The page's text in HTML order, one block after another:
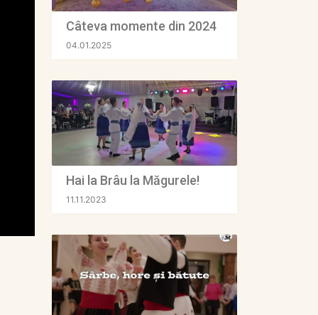
Câteva momente din 2024
04.01.2025
Hai la Brâu la Măgurele!
11.11.2023